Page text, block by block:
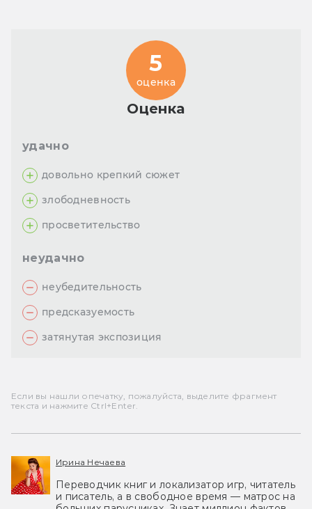
Оценка
5
оценка
удачно
довольно крепкий сюжет
злободневность
просветительство
неудачно
неубедительность
предсказуемость
затянутая экспозиция
Если вы нашли опечатку, пожалуйста, выделите фрагмент
текста и нажмите Ctrl+Enter.
Ирина Нечаева
Переводчик книг и локализатор игр, читатель
и писатель, а в свободное время — матрос на